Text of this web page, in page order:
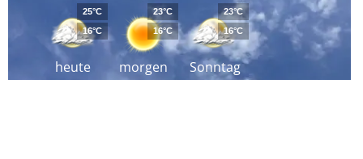
heute
25°C
16°C
morgen
23°C
16°C
Sonntag
23°C
16°C